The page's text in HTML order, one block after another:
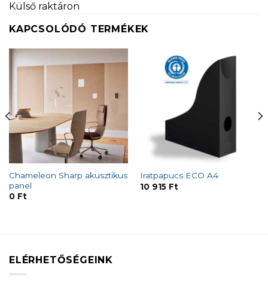
Külső raktáron
KAPCSOLÓDÓ TERMÉKEK
Chameleon Sharp akusztikus
panel
0 Ft
Iratpapucs ECO A4
10 915 Ft
ELÉRHETŐSÉGEINK